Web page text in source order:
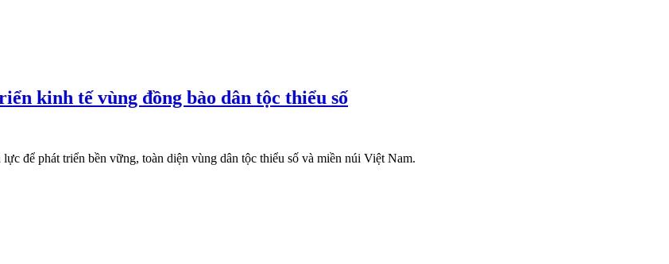
kinh tế vùng đồng bào dân tộc thiểu số
để phát triển bền vững, toàn diện vùng dân tộc thiểu số và miền núi Việt Nam.